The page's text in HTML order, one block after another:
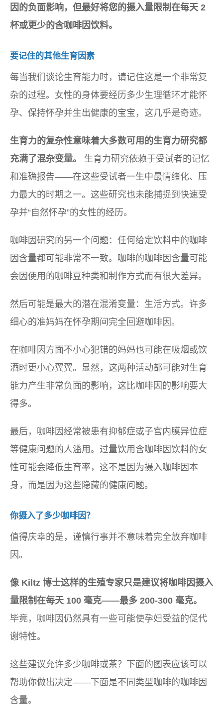
因的负面影响，但最好将您的摄入量限制在每天 2
杯或更少的含咖啡因饮料。
要记住的其他生育因素
每当我们谈论生育能力时，请记住这是一个非常复
杂的过程。女性的身体要经历多少生理循环才能怀
孕、保持怀孕并生出健康的宝宝，这几乎是奇迹。
生育力的复杂性意味着大多数可用的生育力研究都
充满了混杂变量。 生育力研究依赖于受试者的记忆
和准确报告——在这些受试者一生中最情绪化、压
力最大的时期之一。这些研究也未能捕捉到快速受
孕并“自然怀孕”的女性的经历。
咖啡因研究的另一个问题：任何给定饮料中的咖啡
因含量都可能非常不一致。咖啡的咖啡因含量可能
会因使用的咖啡豆种类和制作方式而有很大差异。
然后可能是最大的潜在混淆变量：生活方式。许多
细心的准妈妈在怀孕期间完全回避咖啡因。
在咖啡因方面不小心犯错的妈妈也可能在吸烟或饮
酒时更小心翼翼。显然，这两种活动都可能对生育
能力产生非常负面的影响，这比咖啡因的影响要大
得多。
最后，咖啡因经常被患有抑郁症或子宫内膜异位症
等健康问题的人滥用。过量饮用含咖啡因饮料的女
性可能会降低生育率，这不是因为摄入咖啡因本
身，而是因为这些隐藏的健康问题。
你摄入了多少咖啡因？
值得庆幸的是，谨慎行事并不意味着完全放弃咖啡
因。
像 Kiltz 博士这样的生殖专家只是建议将咖啡因摄入
量限制在每天 100 毫克——最多 200-300 毫克。
毕竟，咖啡因仍然具有一些可能使孕妇受益的促代
谢特性。
这些建议允许多少咖啡或茶？下面的图表应该可以
帮助你做出决定——下面是不同类型咖啡的咖啡因
含量。